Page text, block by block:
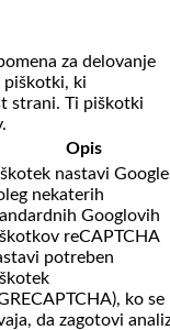
za delovanje
piškotki, ki
strani. Ti piškotki
Opis
nastavi
nekaterih
Googlovih
reCAPTCHA
potreben
ko se
da zagotovi